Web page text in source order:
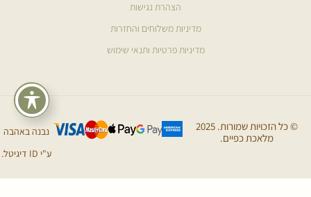
הצהרת נגישות
מדיניות משלוחים והחזרות
מדיניות פרטיות ותנאי שימוש
© כל הזכויות שמורות. 2025
מלאכת כפיים.
נבנה באהבה
ע"י ID דיגיטל.